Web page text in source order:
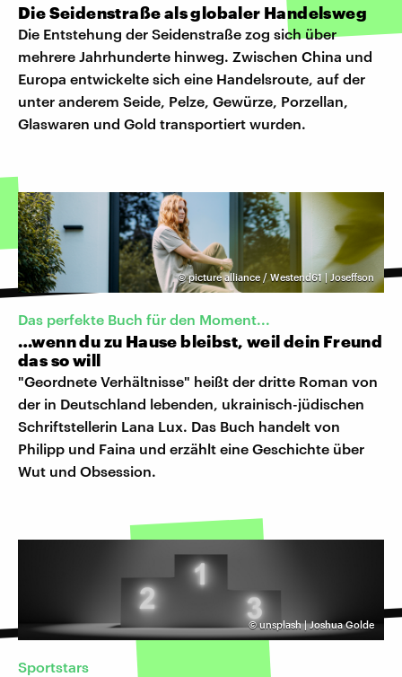
Die Seidenstraße als globaler Handelsweg
Die Entstehung der Seidenstraße zog sich über
mehrere Jahrhunderte hinweg. Zwischen China und
Europa entwickelte sich eine Handelsroute, auf der
unter anderem Seide, Pelze, Gewürze, Porzellan,
Glaswaren und Gold transportiert wurden.
©picture alliance / Westend61 | Joseffson
Das perfekte Buch für den Moment...
…wenn du zu Hause bleibst, weil dein Freund
das so will
"Geordnete Verhältnisse" heißt der dritte Roman von
der in Deutschland lebenden, ukrainisch-jüdischen
Schriftstellerin Lana Lux. Das Buch handelt von
Philipp und Faina und erzählt eine Geschichte über
Wut und Obsession.
©unsplash | Joshua Golde
Sportstars